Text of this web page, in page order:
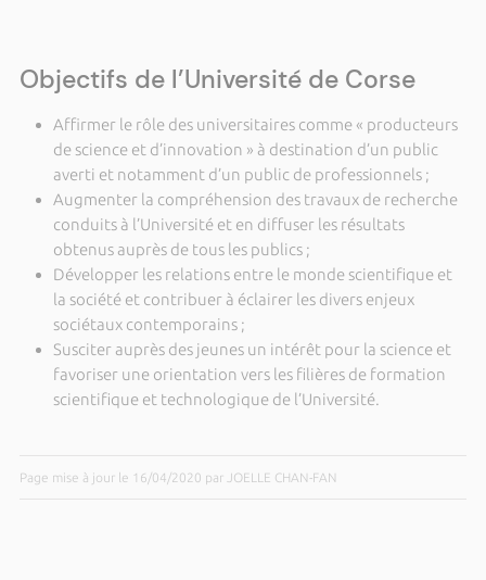
Objectifs de l’Université de Corse
Affirmer le rôle des universitaires comme « producteurs
de science et d’innovation » à destination d’un public
averti et notamment d’un public de professionnels ;
Augmenter la compréhension des travaux de recherche
conduits à l’Université et en diffuser les résultats
obtenus auprès de tous les publics ;
Développer les relations entre le monde scientifique et
la société et contribuer à éclairer les divers enjeux
sociétaux contemporains ;
Susciter auprès des jeunes un intérêt pour la science et
favoriser une orientation vers les filières de formation
scientifique et technologique de l’Université.
Page mise à jour le 16/04/2020 par JOELLE CHAN-FAN